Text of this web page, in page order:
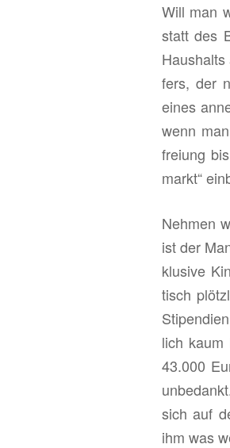
Will man
statt des
fers, der
eines
wenn
frei­ung
markt“
Neh­men
ist der
klu­si­ve
tisch
lich kaum
43.000
sich auf
ihm was